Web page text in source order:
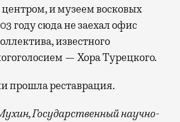
и музеем восковых
году сюда не заехал офис
известного
— Хора Турецкого.
прошла реставрация.
Государственный научно-